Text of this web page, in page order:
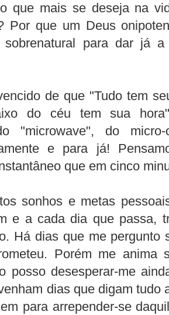
que mais se deseja na
Por que um Deus
sobrenatural para dar já
de que "Tudo tem
do céu tem sua
"microwave", do micro-
e para já!
que em cinco
sonhos e metas
e a cada dia que passa,
Há dias que me pergunto
Porém me anima
posso desesperar-me
dias que digam tudo
para arrepender-se